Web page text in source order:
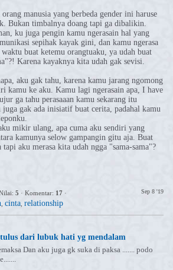
manusia yang berbeda gender ini haruse
Bukan timbalnya doang tapi ga dibalikin.
ku juga pengin kamu ngerasain hal yang
sepihak kayak gini, dan kamu ngerasa
buat ketemu orangtuaku, ya udah buat
Karena kayaknya kita udah gak sevisi.
aku gak tahu, karena kamu jarang ngomong
kamu ke aku. Kamu lagi ngerasain apa, I have
ga tahu perasaaan kamu sekarang itu
gak ada inisiatif buat cerita, padahal kamu
mikir ulang, apa cuma aku sendiri yang
kamunya selow gampangin gitu aja. Buat
tapi aku merasa kita udah ngga "sama-sama"?
Sep 8 '19
5 · Komentar: 17 ·
cinta relationship
dari lubuk hati yg mendalam
Dan aku juga gk suka di paksa ....... podo